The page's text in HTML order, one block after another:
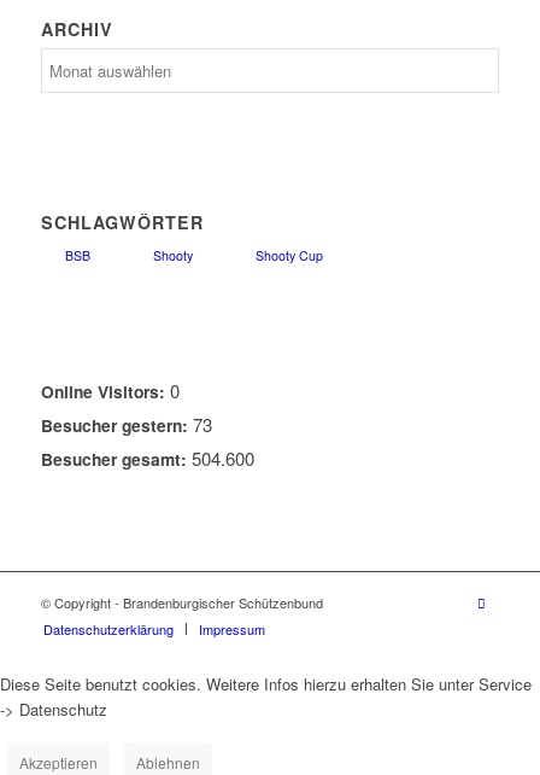
ARCHIV
SCHLAGWÖRTER
BSB Shooty Shooty Cup
Online Visitors: 0
Besucher gestern: 73
Besucher gesamt: 504.600
© Copyright - Brandenburgischer Schützenbund
Datenschutzerklärung
Impressum
Diese Seite benutzt cookies. Weitere Infos hierzu erhalten Sie unter Service
-> Datenschutz
Akzeptieren Ablehnen